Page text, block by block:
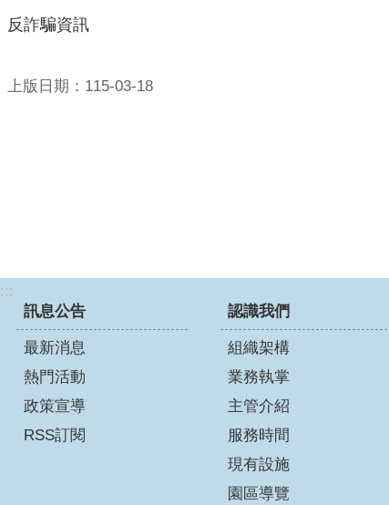
反詐騙資訊
上版日期：115-03-18
:::
訊息公告
最新消息
熱門活動
政策宣導
RSS訂閱
認識我們
組織架構
業務執掌
主管介紹
服務時間
現有設施
園區導覽